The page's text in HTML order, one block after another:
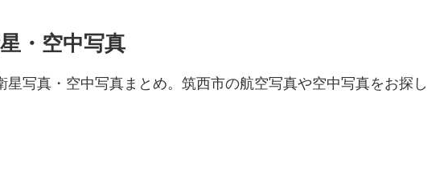
・空中写真
写真・空中写真まとめ。筑西市の航空写真や空中写真をお探し